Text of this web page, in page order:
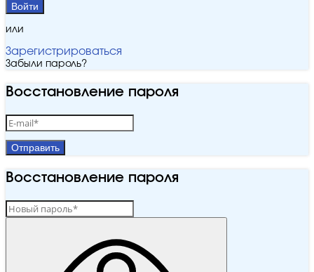
Войти
или
Зарегистрироваться
Забыли пароль?
Восстановление пароля
Отправить
Восстановление пароля